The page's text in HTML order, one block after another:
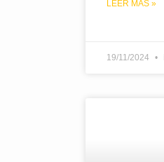
LEER MÁS »
19/11/2024